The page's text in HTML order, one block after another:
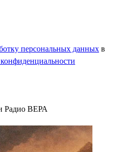
персональных данных в
Радио ВЕРА